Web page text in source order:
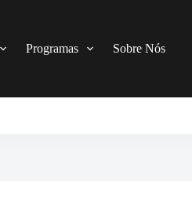
Programas Sobre Nós